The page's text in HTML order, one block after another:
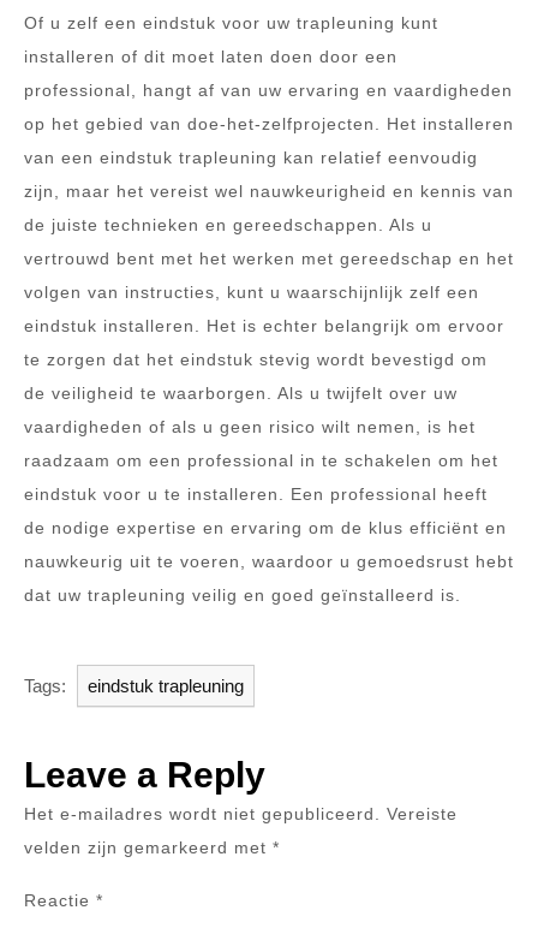
Of u zelf een eindstuk voor uw trapleuning kunt
installeren of dit moet laten doen door een
professional, hangt af van uw ervaring en vaardigheden
op het gebied van doe-het-zelfprojecten. Het installeren
van een eindstuk trapleuning kan relatief eenvoudig
zijn, maar het vereist wel nauwkeurigheid en kennis van
de juiste technieken en gereedschappen. Als u
vertrouwd bent met het werken met gereedschap en het
volgen van instructies, kunt u waarschijnlijk zelf een
eindstuk installeren. Het is echter belangrijk om ervoor
te zorgen dat het eindstuk stevig wordt bevestigd om
de veiligheid te waarborgen. Als u twijfelt over uw
vaardigheden of als u geen risico wilt nemen, is het
raadzaam om een professional in te schakelen om het
eindstuk voor u te installeren. Een professional heeft
de nodige expertise en ervaring om de klus efficiënt en
nauwkeurig uit te voeren, waardoor u gemoedsrust hebt
dat uw trapleuning veilig en goed geïnstalleerd is.
Tags: eindstuk trapleuning
Leave a Reply
Het e-mailadres wordt niet gepubliceerd.
Vereiste
velden zijn gemarkeerd met *
Reactie *